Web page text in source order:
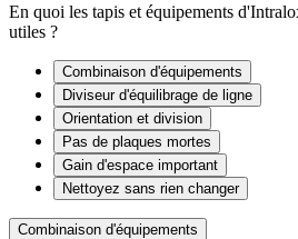
En quoi les tapis et équipements
utiles ?
Combinaison d'équipements
Diviseur d'équilibrage de ligne
Orientation et division
Pas de plaques mortes
Gain d'espace important
Nettoyez sans rien changer
Combinaison d'équipements